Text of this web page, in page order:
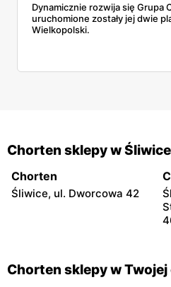
Dynamicznie rozwija się Grupa
uruchomione zostały jej dwie
Wielkopolski.
Chorten sklepy w Śliwice
Chorten
Śliwice, ul. Dworcowa 42
Chorten sklepy w